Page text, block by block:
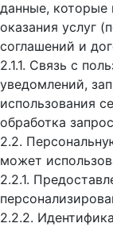
данные, которые
оказания услуг
соглашений и
2.1.1. Связь с
уведомлений,
использования
обработка
2.2.
может
2.2.1.
2.2.2.